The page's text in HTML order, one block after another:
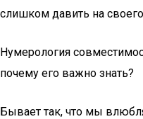
слишком давить на своего
Нумерология
почему его важно знать?
Бывает так, что мы